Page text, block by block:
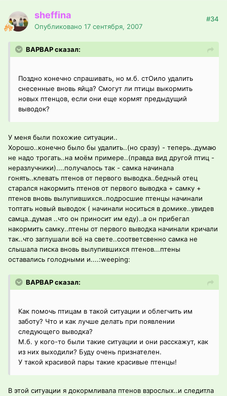
sheffina
Опубликовано 17 сентября, 2007
#34
ВАРВАР сказал:
Поздно конечно спрашивать, но м.б. стОило удалить
снесенные вновь яйца? Смогут ли птицы выкормить
новых птенцов, если они еще кормят предыдущий
выводок?
У меня были похожие ситуации..
Хорошо..конечно было бы удалить..(но сразу) - теперь..думаю
не надо трогать..на моём примере..(правда вид другой птиц -
неразлучники)....получалось так - самка начинала
гонять..клевать птенов от первого выводка..бедный отец
старался накормить птенов от первого выводка + самку +
птенов вновь вылупившихся..подросшие птенцы начинали
топтать новый выводок ( начинали носиться в домике..увидев
самца..думая ..что он приносит им еду)..а он прибегал
накормить самку..птены от первого выводка начинали кричали
так..что заглушали всё на свете..соответсвенно самка не
слышала писка вновь вылупившихся птенов...птены
оставались голодными и....:weeping:
ВАРВАР сказал:
Как помочь птицам в такой ситуации и облегчить им
заботу? Что и как лучше делать при появлении
следующего выводка?
М.б. у кого-то были такие ситуации и они расскажут, как
из них выходили? Буду очень признателен.
У такой красивой пары такие красивые птенцы!
В этой ситуации я докормливала птенов взрослых..и следитла